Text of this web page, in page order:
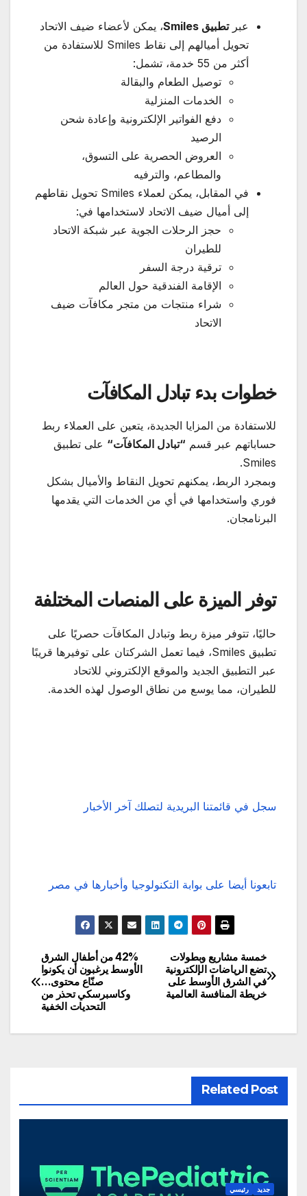
عبرتطبيق
، يمكن لأعضاء ضيف الاتحاد
تحويل أميالهم إلى نقاط Smiles للاستفادة من
أكثر من 55 خدمة، تشمل:
توصيل الطعام والبقالة
الخدمات المنزلية
دفع الفواتير الإلكترونية وإعادة شحن
الرصيد
العروض الحصرية على التسوق،
والمطاعم، والترفيه
في المقابل، يمكن لعملاء Smiles تحويل نقاطهم
إلى أميال ضيف الاتحاد لاستخدامها في:
حجز الرحلات الجوية عبر شبكة الاتحاد
للطيران
ترقية درجة السفر
الإقامة الفندقية حول العالم
شراء منتجات من متجر مكافآت ضيف
الاتحاد
خطوات بدء تبادل المكافآت
للاستفادة من المزايا الجديدة، يتعين على العملاء ربط
حساباتهم عبر قسم “تبادل المكافآت“ على تطبيق
Smiles.
وبمجرد الربط، يمكنهم تحويل النقاط والأميال بشكل
فوري واستخدامها في أي من الخدمات التي يقدمها
البرنامجان.
توفر الميزة على المنصات المختلفة
حاليًا، تتوفر ميزة ربط وتبادل المكافآت حصريًا على
تطبيق Smiles، فيما تعمل الشركتان على توفيرها قريبًا
عبر التطبيق الجديد والموقع الإلكتروني للاتحاد
للطيران، مما يوسع من نطاق الوصول لهذه الخدمة.
سجل في قائمتنا البريدية لتصلك آخر الأخبار
تابعونا أيضا على بوابة التكنولوجيا وأخبارها في مصر
تصفّح
المقالات
42% من أطفال الشرق
الأوسط يرغبون أن يكونوا
صنّاع محتوى…
وكاسبرسكي تحذر من
التحديات الخفية
خمسة مشاريع وبطولات
تضع الرياضات الإلكترونية
في الشرق الأوسط على
خريطة المنافسة العالمية
Related Post
جديد رئيسي